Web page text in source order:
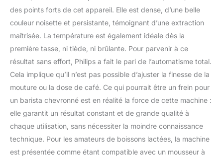
des points forts de cet appareil. Elle est dense, d’une belle
couleur noisette et persistante, témoignant d’une extraction
maîtrisée. La température est également idéale dès la
première tasse, ni tiède, ni brûlante. Pour parvenir à ce
résultat sans effort, Philips a fait le pari de l’automatisme total.
Cela implique qu’il n’est pas possible d’ajuster la finesse de la
mouture ou la dose de café. Ce qui pourrait être un frein pour
un barista chevronné est en réalité la force de cette machine :
elle garantit un résultat constant et de grande qualité à
chaque utilisation, sans nécessiter la moindre connaissance
technique. Pour les amateurs de boissons lactées, la machine
est présentée comme étant compatible avec un mousseur à